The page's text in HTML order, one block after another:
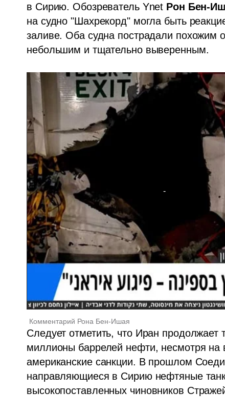
в Сирию. Обозреватель Ynet Рон Бен-
на судно "Шахрекорд" могла быть
заливе. Оба судна пострадали похожим
небольшим и тщательно выверенным.
Комментарий Рона Бен-Ишая
Следует отметить, что Иран продолжает
миллионы баррелей нефти, несмотря
американские санкции. В прошлом
направляющиеся в Сирию нефтяные
высокопоставленных чиновников